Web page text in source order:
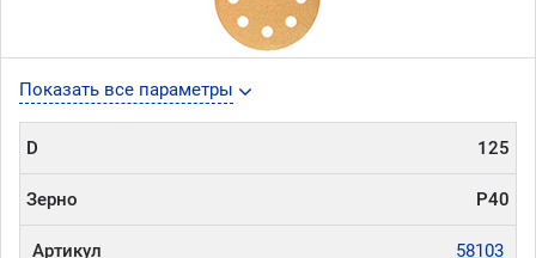
Показать все параметры
D 125
Зерно P40
Артикул 58103